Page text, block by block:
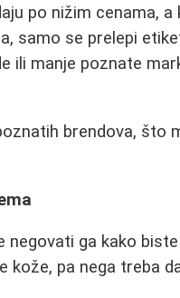
po nižim cenama, a
samo se prelepi
ili manje poznate
brendova, što
ga kako
kože, pa nega treba